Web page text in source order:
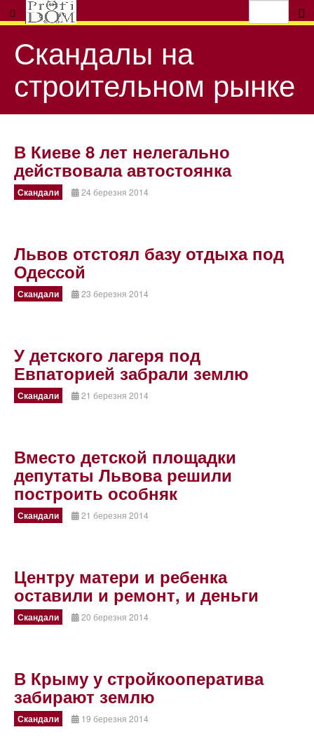
Скандалы на
строительном рынке
В Киеве 8 лет нелегально
действовала автостоянка
Скандали 24 березня 2014
Львов отстоял базу отдыха под
Одессой
Скандали 23 березня 2014
У детского лагеря под
Евпаторией забрали землю
Скандали 21 березня 2014
Вместо детской площадки
депутаты Львова решили
построить особняк
Скандали 21 березня 2014
Центру матери и ребенка
оставили и ремонт, и деньги
Скандали 20 березня 2014
В Крыму у стройкооператива
забирают землю
Скандали 19 березня 2014